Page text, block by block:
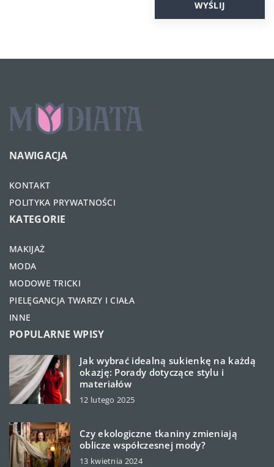
NAWIGACJA
KONTAKT
POLITYKA PRYWATNOŚCI
KATEGORIE
MAKIJAŻ
MODA
MODOWE TRICKI
PIELĘGANCJA TWARZY I CIAŁA
INNE
POPULARNE WPISY
Jak wybrać idealną sukienkę na każdą
okazję: Porady dotyczące stylu i
materiałów
12 lutego 2025
Czy ekologiczne tkaniny zmieniają
oblicze współczesnej mody?
13 kwietnia 2024